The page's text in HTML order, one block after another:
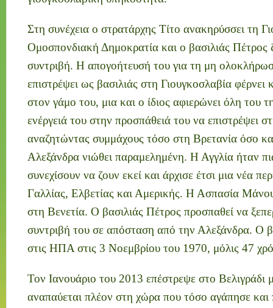
Στη συνέχεια ο στρατάρχης Τίτο ανακηρύσσει τη
Ομοσπονδιακή Δημοκρατία και ο βασιλιάς Πέτρος
συντριβή. Η απογοήτευσή του για τη μη
επιστρέψει ως βασιλιάς στη Γιουγκοσλαβία
στον γάμο του, μια και ο ίδιος αφιερώνει όλη του
ενέργειά του στην προσπάθειά του να επιστρέψει
αναζητώντας συμμάχους τόσο στη Βρετανία όσο
Αλεξάνδρα νιώθει παραμελημένη. Η Αγγλία ήταν
συνεχίσουν να ζουν εκεί και άρχισε έτσι μια νέα
Γαλλίας, Ελβετίας και Αμερικής. Η Ασπασία Μάνου
στη Βενετία. Ο βασιλιάς Πέτρος προσπαθεί να
συντριβή του σε απόσταση από την Αλεξάνδρα. Ο
στις ΗΠΑ στις 3 Νοεμβρίου του 1970, μόλις 47
Τον Ιανουάριο του 2013 επέστρεψε στο Βελιγράδι
αναπαύεται πλέον στη χώρα που τόσο αγάπησε και